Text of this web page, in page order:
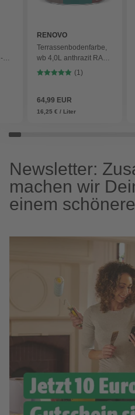
RENOVO
Terrassenbodenfarbe,
wb 4,0L anthrazit RAL
7016 - grau
(1)
64,99 EUR
16,25 € / Liter
Newsletter:
machen wir
einem